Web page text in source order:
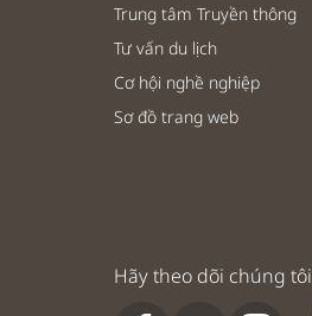
Trung tâm Truyền thông
Tư vấn du lịch
Cơ hội nghề nghiệp
Sơ đồ trang web
Hãy theo dõi chúng tôi